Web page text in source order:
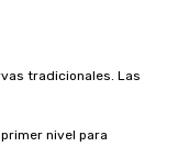
tradicionales. Las
nivel para